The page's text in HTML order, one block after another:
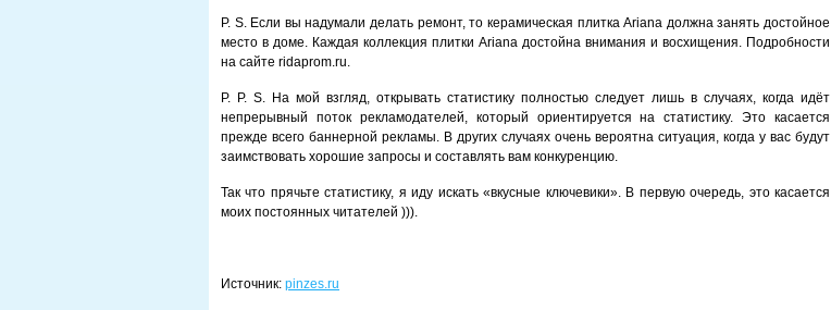
P. S. Если вы надумали делать ремонт, то керамическая плитка Ariana должна занять достойное
место в доме. Каждая коллекция плитки Ariana достойна внимания и восхищения. Подробности
на сайте ridaprom.ru.
P. P. S. На мой взгляд, открывать статистику полностью следует лишь в случаях, когда идёт
непрерывный поток рекламодателей, который ориентируется на статистику. Это касается
прежде всего баннерной рекламы. В других случаях очень вероятна ситуация, когда у вас будут
заимствовать хорошие запросы и составлять вам конкуренцию.
Так что прячьте статистику, я иду искать «вкусные ключевики». В первую очередь, это касается
моих постоянных читателей ))).
Источник: pinzes.ru